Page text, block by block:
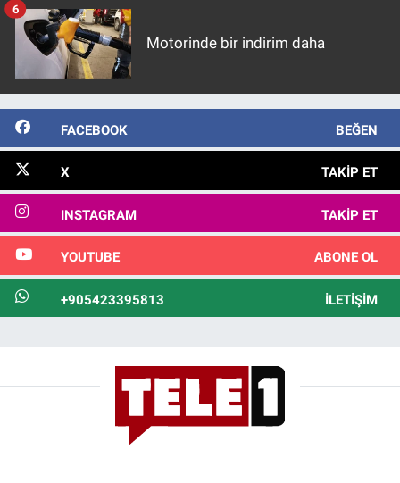
Motorinde bir indirim daha
6
FACEBOOK BEĞEN
X TAKIP ET
INSTAGRAM TAKIP ET
YOUTUBE ABONE OL
+905423395813 İLETIŞIM